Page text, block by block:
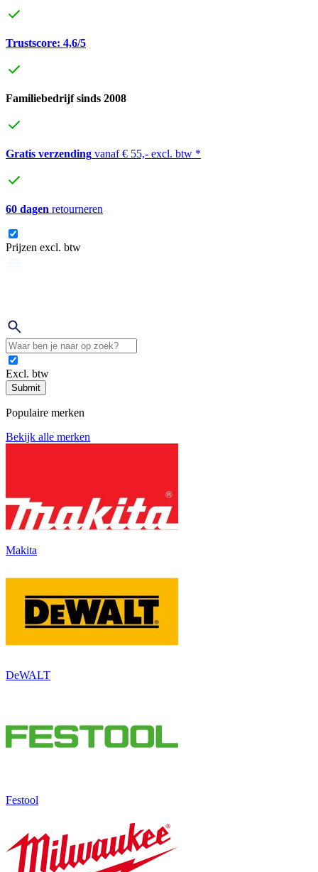
Trustscore: 4,6/5
Familiebedrijf sinds 2008
Gratis verzending vanaf € 55,- excl. btw *
60 dagen retourneren
Prijzen excl. btw
Excl. btw
Submit
Populaire merken
Bekijk alle merken
Makita
DeWALT
Festool